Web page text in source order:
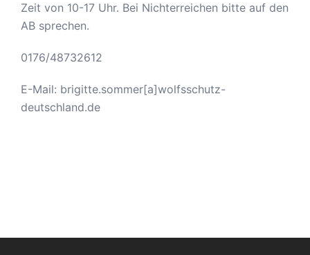
Zeit von 10-17 Uhr. Bei Nichterreichen bitte auf den
AB sprechen.
0176/48732612
E-Mail: brigitte.sommer[a]wolfsschutz-
deutschland.de